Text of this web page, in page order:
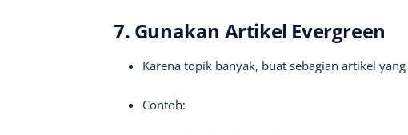
7. Gunakan Artikel Evergreen
Karena topik banyak, buat sebagian artikel yang
Contoh: